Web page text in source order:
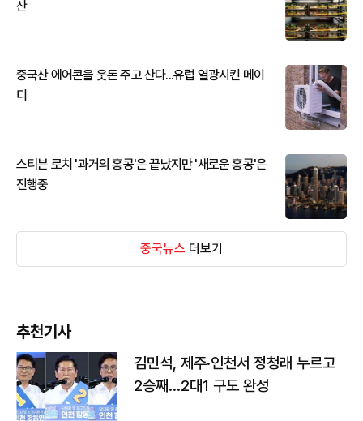
산
중국산 에어콘을 웃돈 주고 산다...유럽 열광시킨 메이
디
스티븐 로치 '과거의 홍콩'은 끝났지만 '새로운 홍콩'은
진행중
중국뉴스 더보기
추천기사
김민석, 제주·인천서 정청래 누르고
2승째…2대1 구도 완성